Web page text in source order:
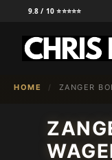
9.8 / 10 ⭐⭐⭐⭐⭐
HOME /